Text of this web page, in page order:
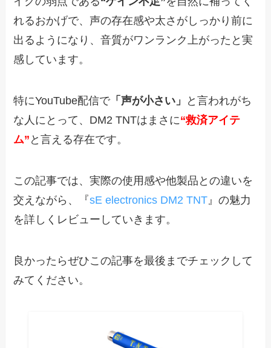
れるおかげで、声の存在感や太さがしっかり前に
出るようになり、音質がワンランク上がったと実
感しています。
特にYouTube配信で「声が小さい」
と言われがち
な人にとって、DM2 TNTはまさに“救済アイテ
ム” と言える存在です。
この記事では、実際の使用感や他製品との違いを
交えながら、『sE electronics DM2 TNT 』の魅力
を詳しくレビューしていきます。
良かったらぜひこの記事を最後までチェックして
みてください。